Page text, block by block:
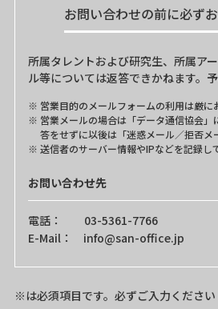
お問い合わせの前に必ず
所属タレントおよび研究生、所属ア
ル等については返答できかねます。
営業目的のメールフォームの利用は厳に
営業メールの場合は「データ通信協会
答をせずに以後は「迷惑メール／拒否メ
送信者のサーバー情報やIPなどを記録し
お問い合わせ先
電話： 03-5361-7766
E-Mail： info@san-office.jp
※は必須項目です。必ずご入力ください